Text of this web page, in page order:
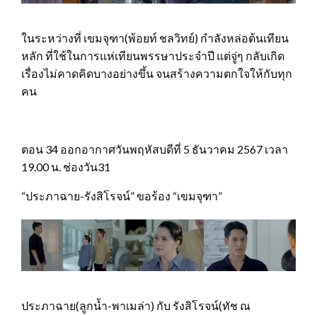
ในระหว่างที่ เขมจุฑา(พ้อยท์ ชลวิทย์) กำลังหล่อต้นเทียน
หลัก ที่ใช้ในการแห่เทียนพรรษาประจำปี แต่จู่ๆ กลับเกิด
เรื่องไม่คาดคิดบางอย่างขึ้น จนสร้างความตกใจให้กับทุก
คน
ตอน 34 ออกอากาศวันพฤหัสบดีที่ 5 ธันวาคม 2567 เวลา
19.00 น. ช่องวัน31
“ประภาฉาย-รังสิโรจน์” ขอร้อง “เขมจุฑา”
ประภาฉาย(ลูกน้ำ-พาเมล่า) กับ รังสิโรจน์(ทัช ณ